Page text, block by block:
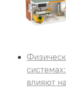
влияют